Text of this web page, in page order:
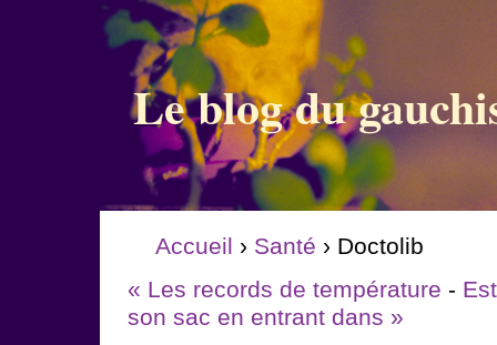
Le blog du
Accueil › Santé › Doctolib
« Les records de température -
son sac en entrant dans »